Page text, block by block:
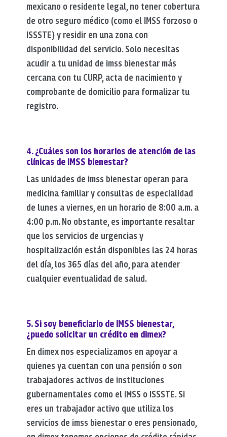
mexicano o residente legal, no tener cobertura
de otro seguro médico (como el IMSS forzoso o
ISSSTE) y residir en una zona con
disponibilidad del servicio. Solo necesitas
acudir a tu unidad de imss bienestarmás
cercana con tu CURP, acta de nacimiento y
comprobante de domicilio para formalizar tu
registro.
4. ¿Cuáles son los horarios de atención de las
clínicas de IMSS bienestar?
Las unidades de imss bienestaroperan para
medicina familiar y consultas de especialidad
de lunes a viernes, en un horario de 8:00 a.m. a
4:00 p.m. No obstante, es importante resaltar
que los servicios de urgencias y
hospitalización están disponibles las 24 horas
del día, los 365 días del año, para atender
cualquier eventualidad de salud.
5. Si soy beneficiario de IMSS bienestar,
¿puedo solicitar un crédito en dimex?
En dimex nos especializamos en apoyar a
quienes ya cuentan con una pensión o son
trabajadores activos de instituciones
gubernamentales como el IMSS o ISSSTE. Si
eres un trabajador activo que utiliza los
servicios de imss bienestar o eres pensionado,